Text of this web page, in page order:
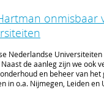
onmisbaar
Nederlandse
de aanleg zijn we ook
en beheer van het
in o.a. Nijmegen, Leiden en